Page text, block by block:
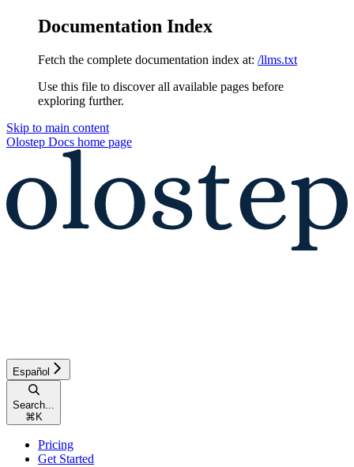
Documentation Index
Fetch the complete documentation index at: /llms.txt
Use this file to discover all available pages before
exploring further.
Skip to main content
Olostep Docs home page
Español
Search...
⌘ K
Pricing
Get Started